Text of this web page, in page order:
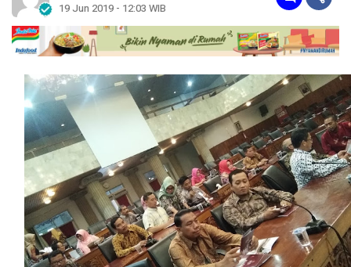
19 Jun 2019 - 12:03 WIB